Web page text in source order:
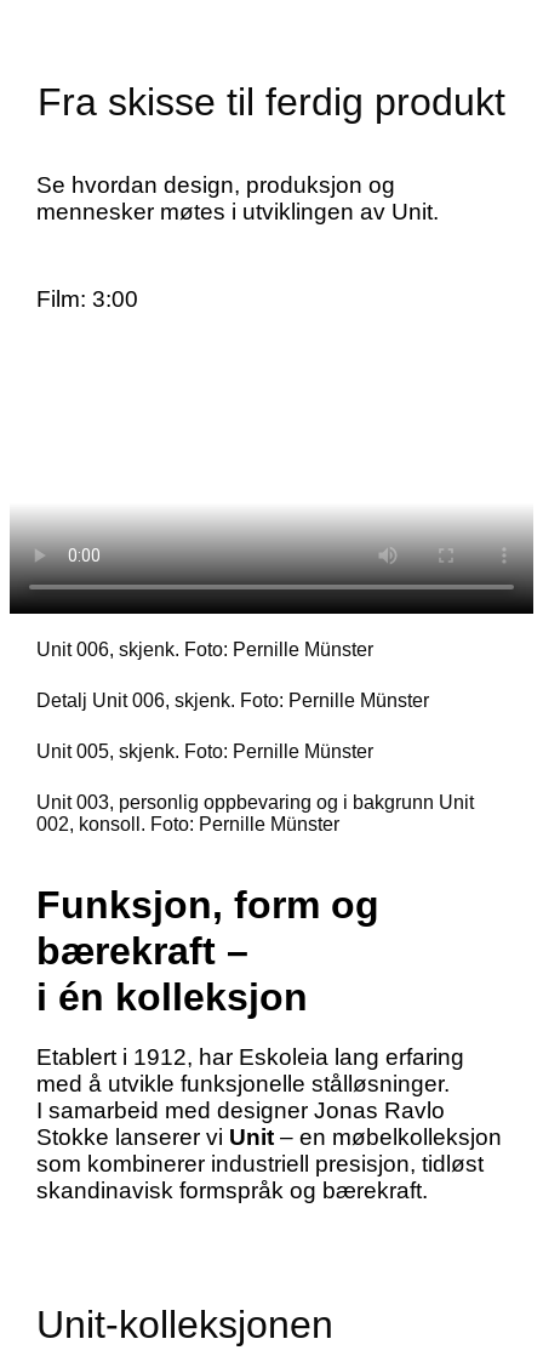
Fra skisse til ferdig produkt
Se hvordan design, produksjon og
mennesker møtes i utviklingen av Unit.
Film: 3:00
Unit 006, skjenk. Foto: Pernille Münster
Detalj Unit 006, skjenk. Foto: Pernille Münster
Unit 005, skjenk. Foto: Pernille Münster
Unit 003, personlig oppbevaring og i bakgrunn Unit
002, konsoll. Foto: Pernille Münster
Funksjon, form og
bærekraft –
i én kolleksjon
Etablert i 1912, har Eskoleia lang erfaring
med å utvikle funksjonelle stålløsninger.
I samarbeid med designer Jonas Ravlo
Stokke lanserer vi Unit – en møbelkolleksjon
som kombinerer industriell presisjon, tidløst
skandinavisk formspråk og bærekraft.
Unit-kolleksjonen